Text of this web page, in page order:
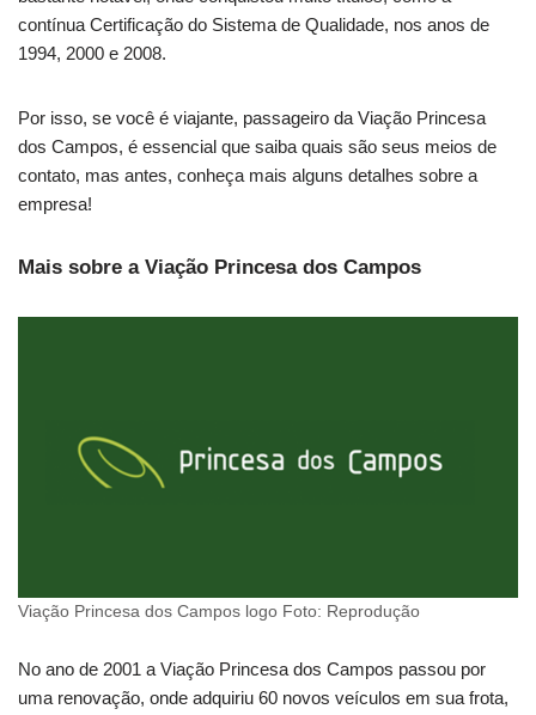
contínua Certificação do Sistema de Qualidade, nos anos de
1994, 2000 e 2008.
Por isso, se você é viajante, passageiro da Viação Princesa
dos Campos, é essencial que saiba quais são seus meios de
contato, mas antes, conheça mais alguns detalhes sobre a
empresa!
Mais sobre a Viação Princesa dos Campos
Viação Princesa dos Campos logo Foto: Reprodução
No ano de 2001 a Viação Princesa dos Campos passou por
uma renovação, onde adquiriu 60 novos veículos em sua frota,